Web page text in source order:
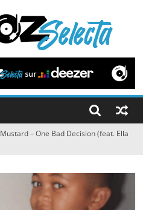
Mustard – One Bad Decision (feat. Ella